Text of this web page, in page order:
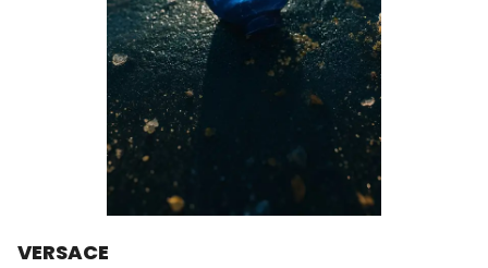
VERSACE